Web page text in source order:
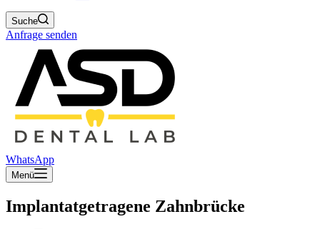
Suche
Anfrage senden
WhatsApp
Menü
Implantatgetragene Zahnbrücke